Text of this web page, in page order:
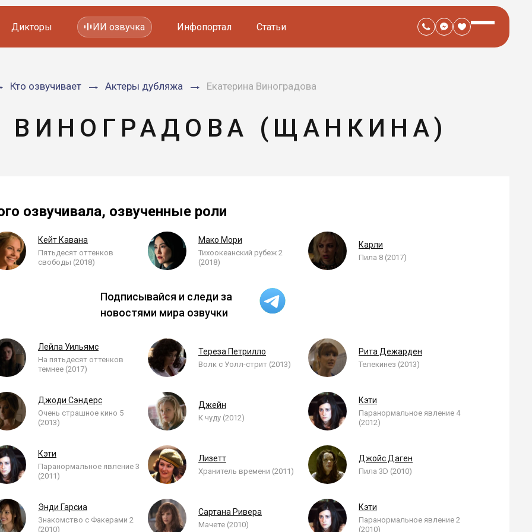
Мультфильмов
Дикторы ИИ озвучка Инфопортал Статьи
Кто озвучивает Актеры дубляжа Екатерина Виноградова
ВИНОГРАДОВА (ЩАНКИНА)
озвучивала, озвученные роли
Кейт Кавана
Пятьдесят оттенков
свободы (2018)
Мако Мори
Тихоокеанский рубеж 2
(2018)
Карли
Пила 8 (2017)
Подписывайся и следи за
новостями мира озвучки
Лейла Уильямс
На пятьдесят оттенков
темнее (2017)
Тереза Петрилло
Волк с Уолл-стрит (2013)
Рита Дежарден
Телекинез (2013)
Джоди Сэндерс
Очень страшное кино 5
(2013)
Джейн
К чуду (2012)
Кэти
Паранормальное явление 4
(2012)
Кэти
Паранормальное явление 3
(2011)
Лизетт
Хранитель времени (2011)
Джойс Даген
Пила 3D (2010)
Энди Гарсиа
Знакомство с Факерами 2
(2010)
Сартана Ривера
Мачете (2010)
Кэти
Паранормальное явление 2
(2010)